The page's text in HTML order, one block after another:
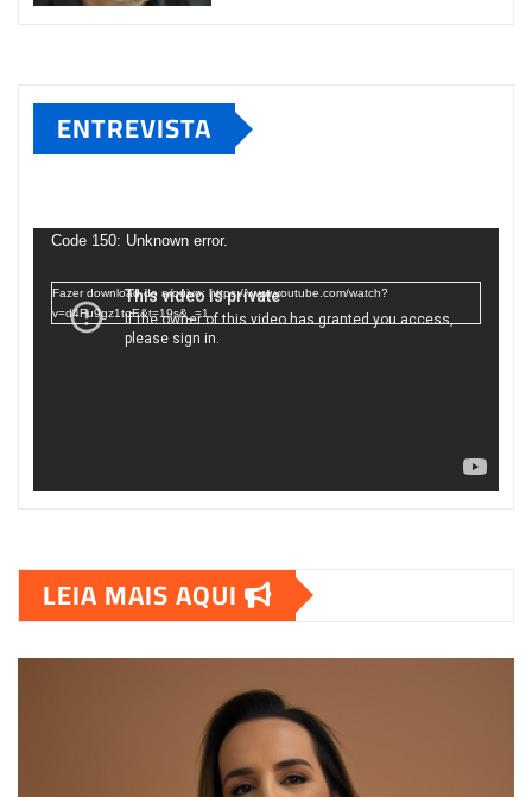
ENTREVISTA
deCode 150: Unknown error.
Fazer download do arquivo: https://www.youtube.com/watch?
v=d4Fu9gz1tqE&t=19s&_=1
LEIA MAIS AQUI